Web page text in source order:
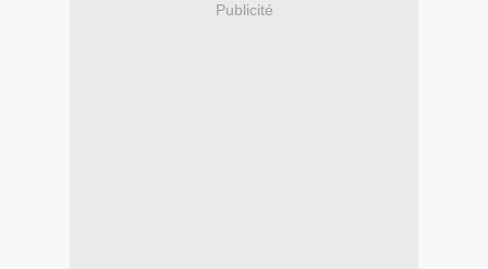
Publicité